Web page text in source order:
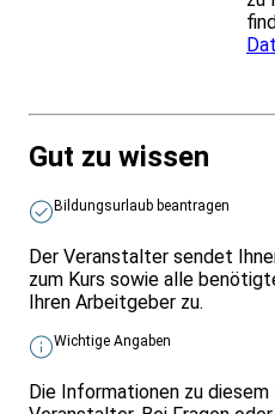
Gut zu wissen
Bildungsurlaub beantragen
Der Veranstalter sendet
zum Kurs sowie alle
Ihren Arbeitgeber zu.
Wichtige Angaben
Die Informationen zu